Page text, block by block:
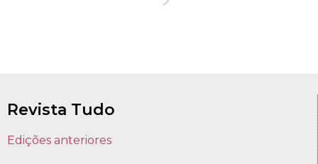
Revista Tudo
Edições anteriores